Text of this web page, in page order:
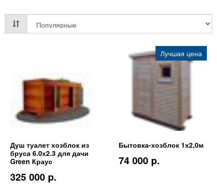
Душ туалет хозблок из
бруса 6.0х2.3 для дачи
Green Краус
325 000 p.
Лучшая цена
Бытовка-хозблок 1х2,0м
74 000 p.